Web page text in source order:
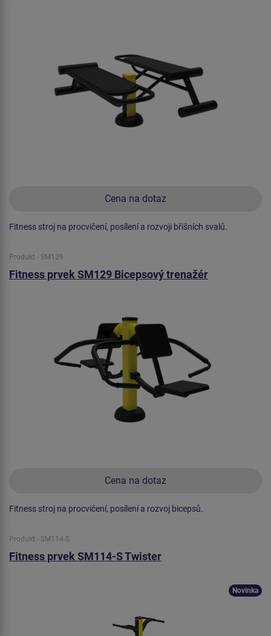
Cena na dotaz
Fitness stroj na procvičení, posílení a rozvoji břišních svalů.
Produkt - SM129
Fitness prvek SM129 Bicepsový trenažér
Cena na dotaz
Fitness stroj na procvičení, posílení a rozvoj bicepsů.
Produkt - SM114-S
Fitness prvek SM114-S Twister
Novinka